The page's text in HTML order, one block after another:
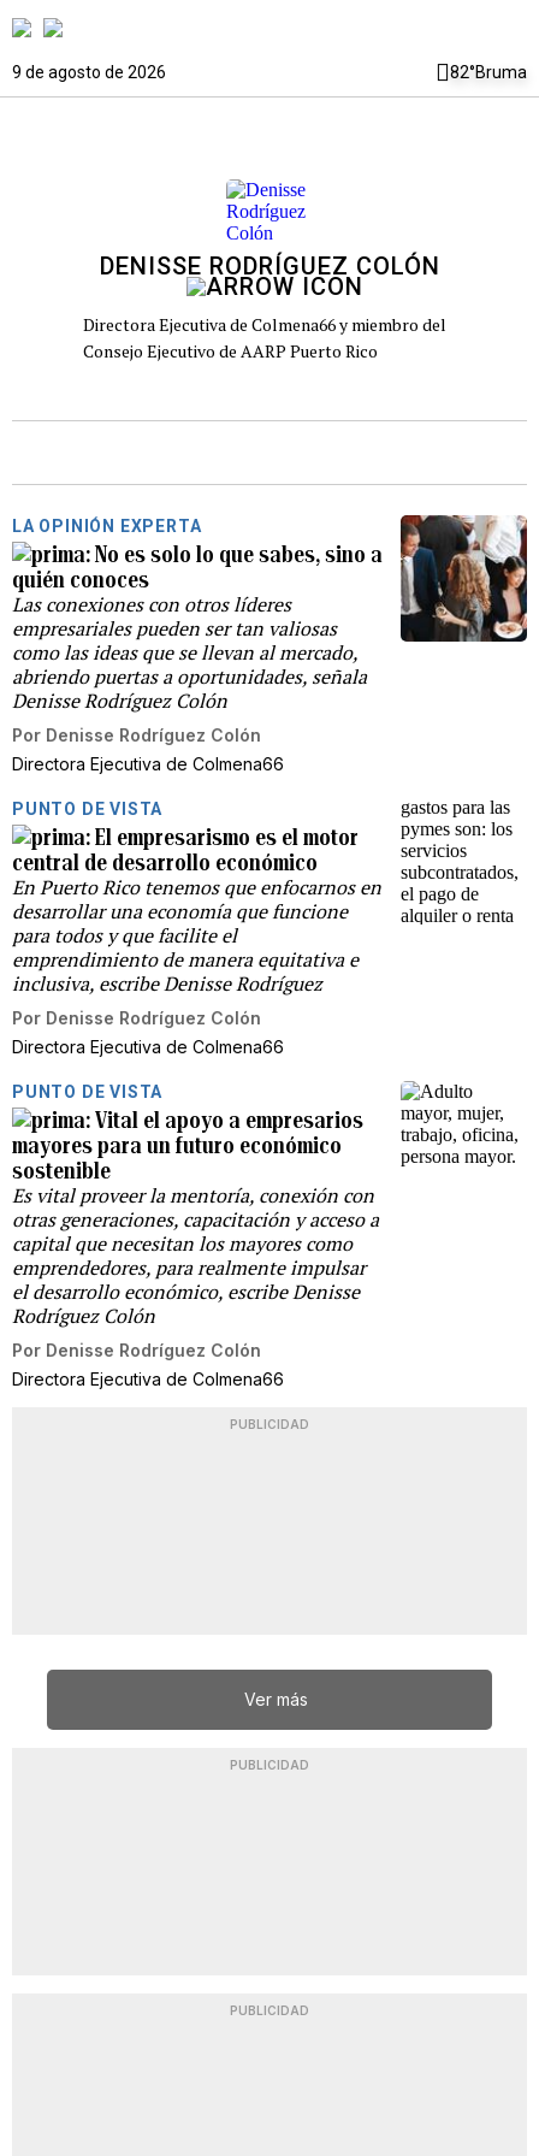
9 de agosto de 2026 82°Bruma
DENISSE RODRÍGUEZ COLÓN
Directora Ejecutiva de Colmena66 y miembro del
Consejo Ejecutivo de AARP Puerto Rico
LA OPINIÓN EXPERTA
No es solo lo que sabes, sino a
quién conoces
Las conexiones con otros líderes
empresariales pueden ser tan valiosas
como las ideas que se llevan al mercado,
abriendo puertas a oportunidades, señala
Denisse Rodríguez Colón
Por Denisse Rodríguez Colón
Directora Ejecutiva de Colmena66
PUNTO DE VISTA
El empresarismo es el motor
central de desarrollo económico
En Puerto Rico tenemos que enfocarnos en
desarrollar una economía que funcione
para todos y que facilite el
emprendimiento de manera equitativa e
inclusiva, escribe Denisse Rodríguez
Por Denisse Rodríguez Colón
Directora Ejecutiva de Colmena66
PUNTO DE VISTA
Vital el apoyo a empresarios
mayores para un futuro económico
sostenible
Es vital proveer la mentoría, conexión con
otras generaciones, capacitación y acceso a
capital que necesitan los mayores como
emprendedores, para realmente impulsar
el desarrollo económico, escribe Denisse
Rodríguez Colón
Por Denisse Rodríguez Colón
Directora Ejecutiva de Colmena66
PUBLICIDAD
Ver más
PUBLICIDAD
PUBLICIDAD